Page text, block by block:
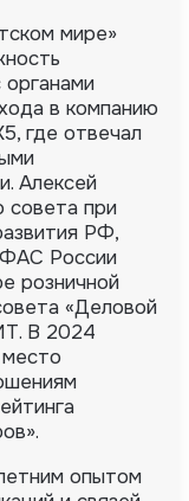
мире»
в компанию
где отвечал
Алексей
совета при
РФ,
ФАС России
розничной
«Деловой
В 2024
опытом